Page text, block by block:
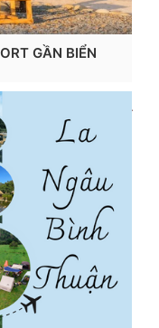
GẦN BIỂN
Xem chi tiết...